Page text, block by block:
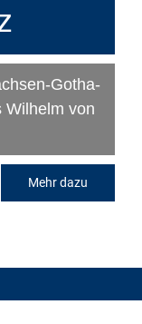
Gotha-
Wilhelm von
Mehr dazu